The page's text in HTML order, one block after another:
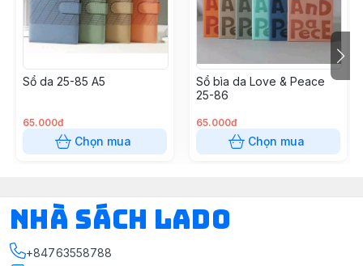
Sổ da 25-85 A5
65.000đ
Chọn mua
Sổ bìa da Love & Peace
25-86
65.000đ
Chọn mua
NHÀ SÁCH LADO
+84763558788